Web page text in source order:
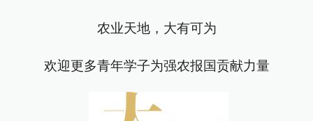
农业天地，大有可为
欢迎更多青年学子为强农报国贡献力量